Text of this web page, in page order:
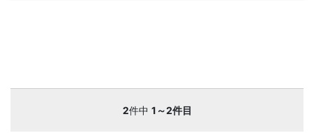
2件中 1～2件目